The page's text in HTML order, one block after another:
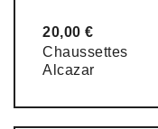
20,00 €
Chaussettes
Alcazar